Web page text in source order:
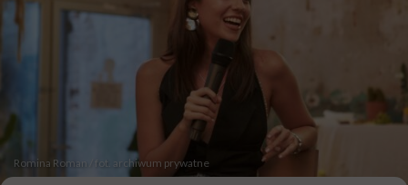
Romina Roman / fot. archiwum prywatne